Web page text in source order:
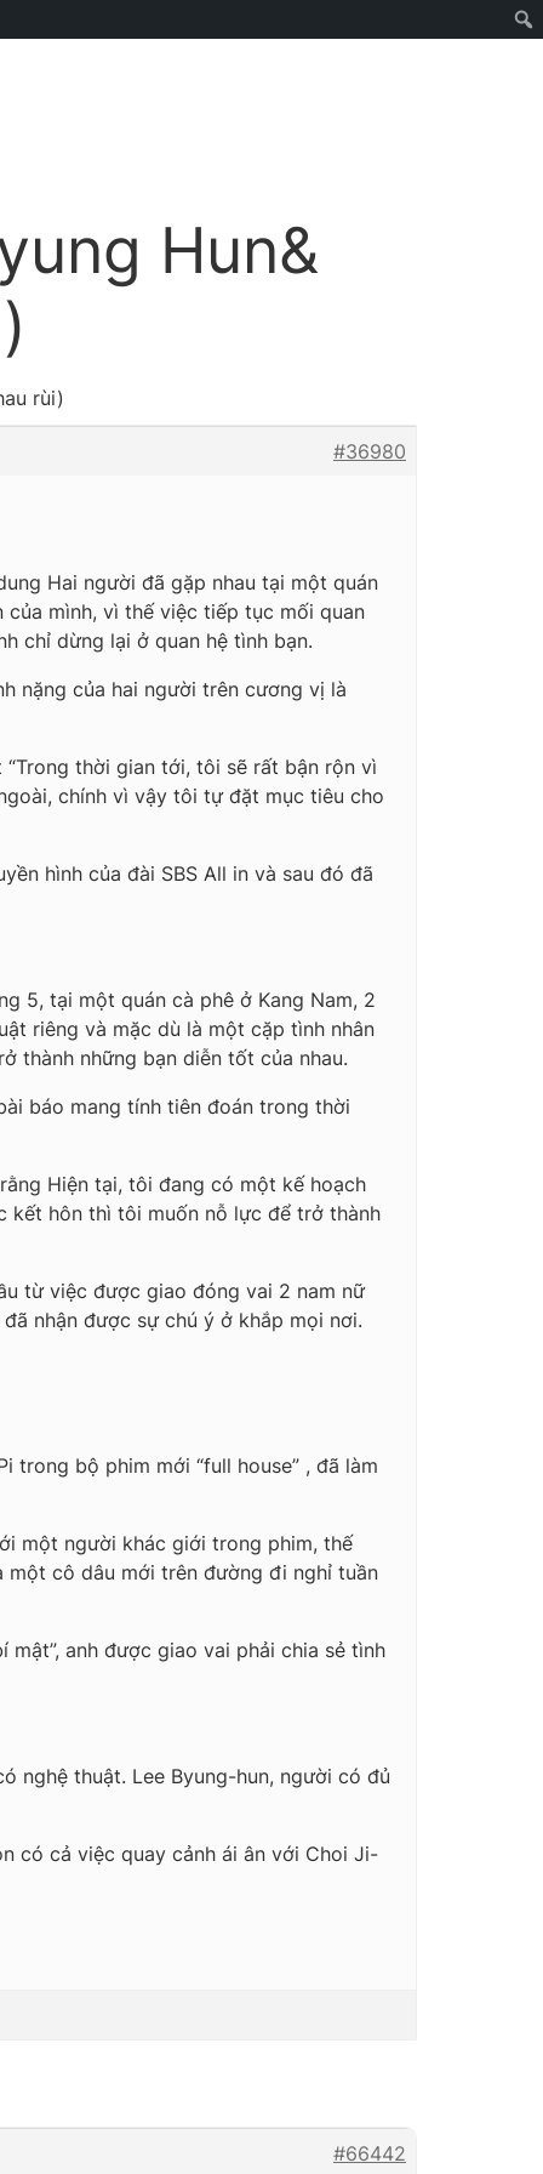
Hun&
rùi)
#36980
Hai người đã gặp nhau tại một quán
mình, vì thế việc tiếp tục mối quan
chỉ dừng lại ở quan hệ tình bạn.
nặng của hai người trên cương vị là
“Trong thời gian tới, tôi sẽ rất bận rộn vì
chính vì vậy tôi tự đặt mục tiêu cho
hình của đài SBS All in và sau đó đã
5, tại một quán cà phê ở Kang Nam, 2
riêng và mặc dù là một cặp tình nhân
những bạn diễn tốt của nhau.
báo mang tính tiên đoán trong thời
Hiện tại, tôi đang có một kế hoạch
kết hôn thì tôi muốn nỗ lực để trở thành
từ việc được giao đóng vai 2 nam nữ
nhận được sự chú ý ở khắp mọi nơi.
trong bộ phim mới “full house” , đã làm
một người khác giới trong phim, thế
một cô dâu mới trên đường đi nghỉ tuần
mật”, anh được giao vai phải chia sẻ tình
nghệ thuật. Lee Byung-hun, người có đủ
có cả việc quay cảnh ái ân với Choi Ji-
#66442